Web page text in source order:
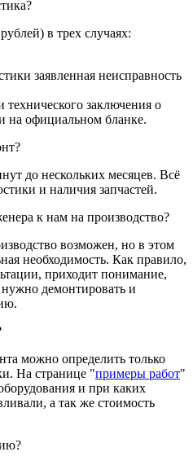
в трех случаях:
заявленная неисправность
технического заключения о
на официальном бланке.
до нескольких месяцев. Всё
и наличия запчастей.
к нам на производство?
возможен, но в этом
необходимость. Как правило,
приходит понимание,
демонтировать и
можно определить только
На странице "примеры работ"
и при каких
а так же стоимость